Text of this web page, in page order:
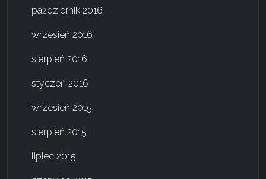
październik 2016
wrzesień 2016
sierpień 2016
styczeń 2016
wrzesień 2015
sierpień 2015
lipiec 2015